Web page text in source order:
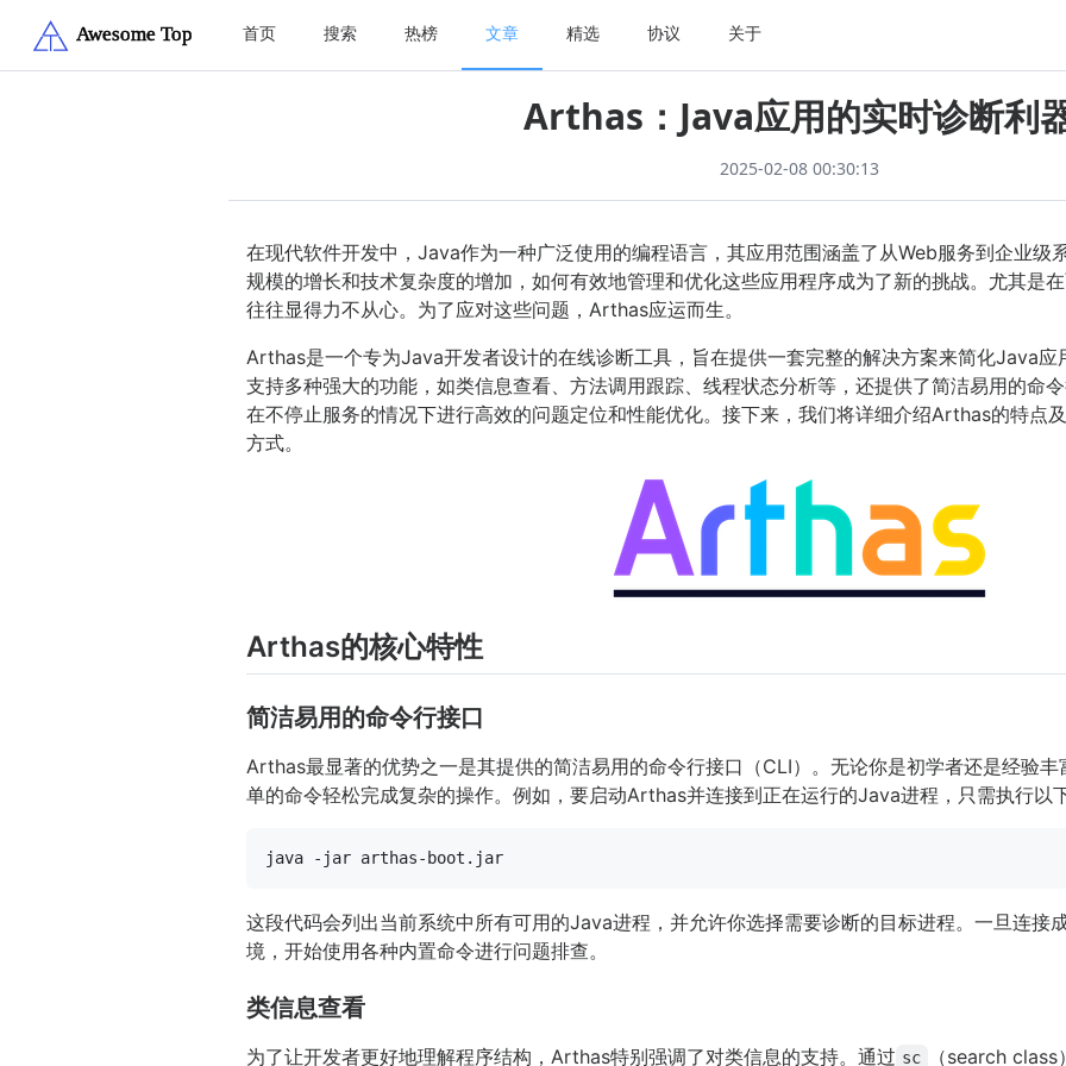
首页 搜索 热榜 文章 精选 协议 关于
Arthas：Java应用的实时诊断利
2025-02-08 00:30:13
在现代软件开发中，Java作为一种广泛使用的编程语言，其应用范围涵盖了从Web服务到企业级
规模的增长和技术复杂度的增加，如何有效地管理和优化这些应用程序成为了新的挑战。尤其是
往往显得力不从心。为了应对这些问题，Arthas应运而生。
Arthas是一个专为Java开发者设计的在线诊断工具，旨在提供一套完整的解决方案来简化Java应
支持多种强大的功能，如类信息查看、方法调用跟踪、线程状态分析等，还提供了简洁易用的命
在不停止服务的情况下进行高效的问题定位和性能优化。接下来，我们将详细介绍Arthas的特点
方式。
Arthas的核心特性
简洁易用的命令行接口
Arthas最显著的优势之一是其提供的简洁易用的命令行接口（CLI）。无论你是初学者还是经验
单的命令轻松完成复杂的操作。例如，要启动Arthas并连接到正在运行的Java进程，只需执行以
这段代码会列出当前系统中所有可用的Java进程，并允许你选择需要诊断的目标进程。一旦连接
境，开始使用各种内置命令进行问题排查。
类信息查看
为了让开发者更好地理解程序结构，Arthas特别强调了对类信息的支持。通过 sc （search